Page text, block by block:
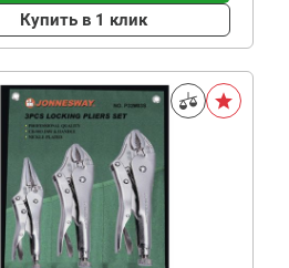
Купить в 1 клик